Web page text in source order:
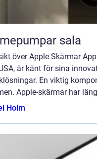
sala
över Apple Skärmar
är känt för sina
En viktig
Apple-skärmar har
Holm